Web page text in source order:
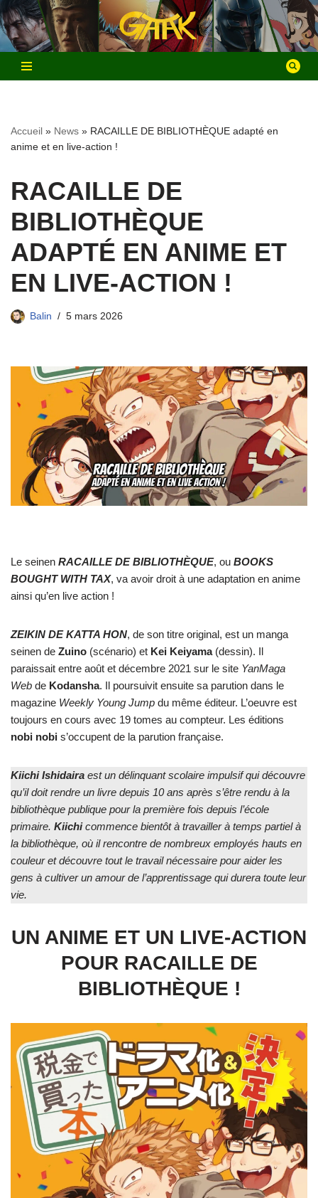
Aller
au
contenu
Accueil » News » RACAILLE DE BIBLIOTHÈQUE adapté en
anime et en live-action !
RACAILLE DE
BIBLIOTHÈQUE
ADAPTÉ EN ANIME ET
EN LIVE-ACTION !
Balin 5 mars 2026
Le seinen RACAILLE DE BIBLIOTHÈQUE, ou BOOKS
BOUGHT WITH TAX, va avoir droit à une adaptation en anime
ainsi qu’en live action !
ZEIKIN DE KATTA HON, de son titre original, est un manga
seinen de Zuino (scénario) et Kei Keiyama(dessin). Il
paraissait entre août et décembre 2021 sur le site YanMaga
Web de Kodansha. Il poursuivit ensuite sa parution dans le
magazine Weekly Young Jump du même éditeur. L’oeuvre est
toujours en cours avec 19 tomes au compteur. Les éditions
nobi nobi s’occupent de la parution française.
Kiichi Ishidaira est un délinquant scolaire impulsif qui découvre
qu’il doit rendre un livre depuis 10 ans après s’être rendu à la
bibliothèque publique pour la première fois depuis l’école
primaire. Kiichicommence bientôt à travailler à temps partiel à
la bibliothèque, où il rencontre de nombreux employés hauts en
couleur et découvre tout le travail nécessaire pour aider les
gens à cultiver un amour de l’apprentissage qui durera toute leur
vie.
UN ANIME ET UN LIVE-ACTION
POUR RACAILLE DE
BIBLIOTHÈQUE !